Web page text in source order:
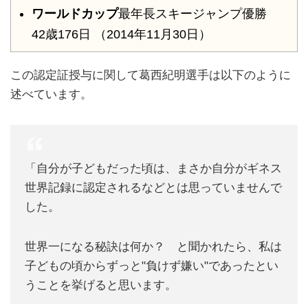
ワールドカップ最年長スキージャンプ優勝
42歳176日 （2014年11月30日）
この認定証授与に関して葛西紀明選手は以下のように
述べています。
「自分が子どもだった頃は、まさか自分がギネス
世界記録に認定されるなどとは思っていませんで
した。
世界一になる秘訣は何か？ と聞かれたら、私は
子どもの頃からずっと"負けず嫌い"であったとい
うことを挙げると思います。